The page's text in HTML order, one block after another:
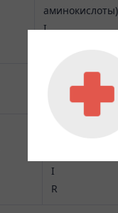
аминокислоты)
I
I
R